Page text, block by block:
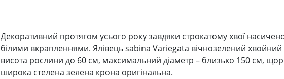
Декоративний протягом усього року завдяки строкатому хвої
білими вкрапленнями. Ялівець sabina Variegata вічнозелений
висота рослини до 60 см, максимальний діаметр – близько 150 см,
широка стелена зелена крона оригінальна.